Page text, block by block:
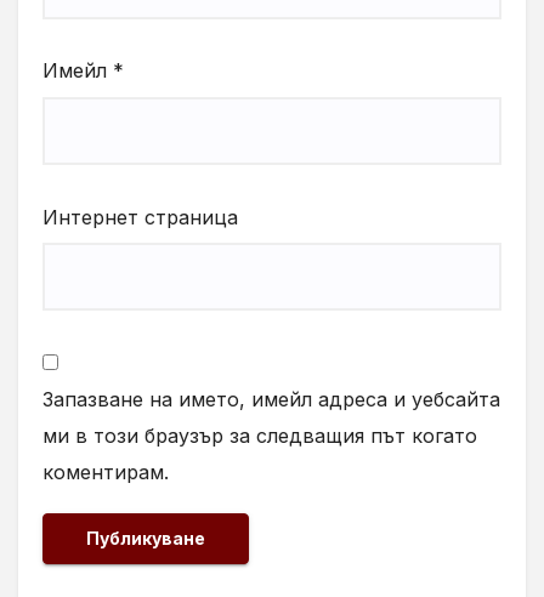
Имейл *
Интернет страница
Запазване на името, имейл адреса и уебсайта
ми в този браузър за следващия път когато
коментирам.